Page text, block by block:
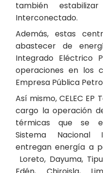
también
Interconectado.
Además, estas
abastecer de
Integrado Eléctrico
operaciones en los
Empresa Pública
Así mismo, CELEC
cargo la operación
térmicas que se
Sistema Nacional
entregan energía a
Loreto, Dayuma,